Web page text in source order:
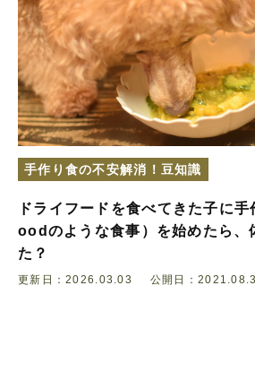
手作り食の不安解消！豆知識
ドライフードを食べてきた子に
oodのような食事）を始めたら、
た？
更新日：2026.03.03 公開日：